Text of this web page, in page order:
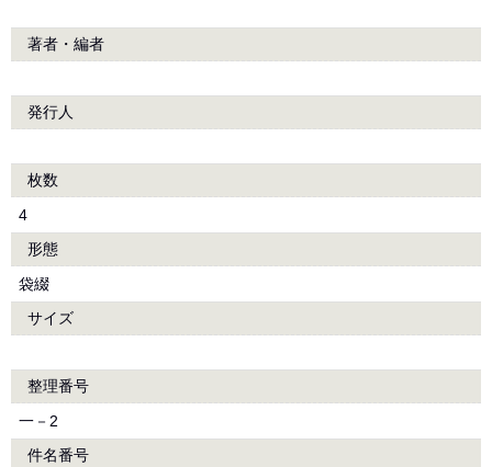
著者・編者
発行人
枚数
4
形態
袋綴
サイズ
整理番号
一－2
件名番号